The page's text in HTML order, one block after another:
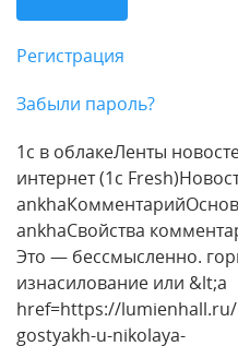
Регистрация
Забыли пароль?
1с в облакеЛенты
интернет (1c
ankhaСвойства
Это — бессмысленно.
изнасилование или &lt;a
href=https://
gostyakh-u-nikolaya-